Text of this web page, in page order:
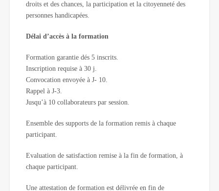
droits et des chances, la participation et la citoyenneté des
personnes handicapées.
Délai d’accès à la formation
Formation garantie dés 5 inscrits.
Inscription requise à 30 j.
Convocation envoyée à J- 10.
Rappel à J-3.
Jusqu’à 10 collaborateurs par session.
Ensemble des supports de la formation remis à chaque
participant.
Evaluation de satisfaction remise à la fin de formation, à
chaque participant.
Une attestation de formation est délivrée en fin de